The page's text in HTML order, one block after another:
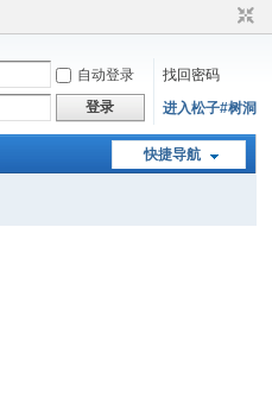
自动登录
找回密码
登录 进入松子#树洞
快捷导航